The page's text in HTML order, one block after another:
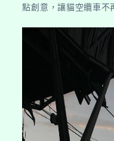
點創意，讓貓空纜車不